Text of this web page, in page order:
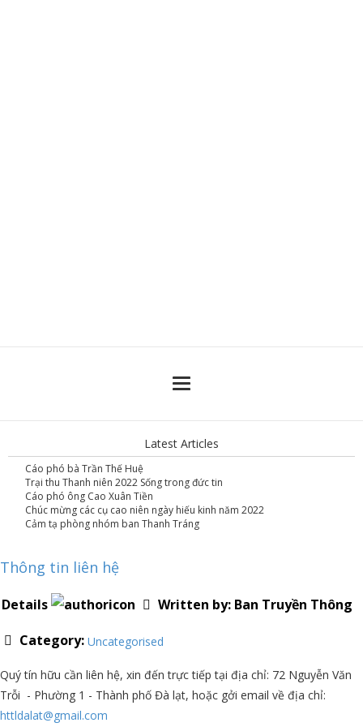
Latest Articles
Cáo phó bà Trần Thế Huệ
Trại thu Thanh niên 2022 Sống trong đức tin
Cáo phó ông Cao Xuân Tiền
Chúc mừng các cụ cao niên ngày hiếu kinh năm 2022
Cảm tạ phòng nhóm ban Thanh Tráng
Thông tin liên hệ
Details Written by: Ban Truyền Thông
Category: Uncategorised
Quý tín hữu cần liên hệ, xin đến trực tiếp tại địa chỉ: 72 Nguyễn Văn
Trỗi - Phường 1 - Thành phố Đà lạt, hoặc gởi email về địa chỉ:
httldalat@gmail.com